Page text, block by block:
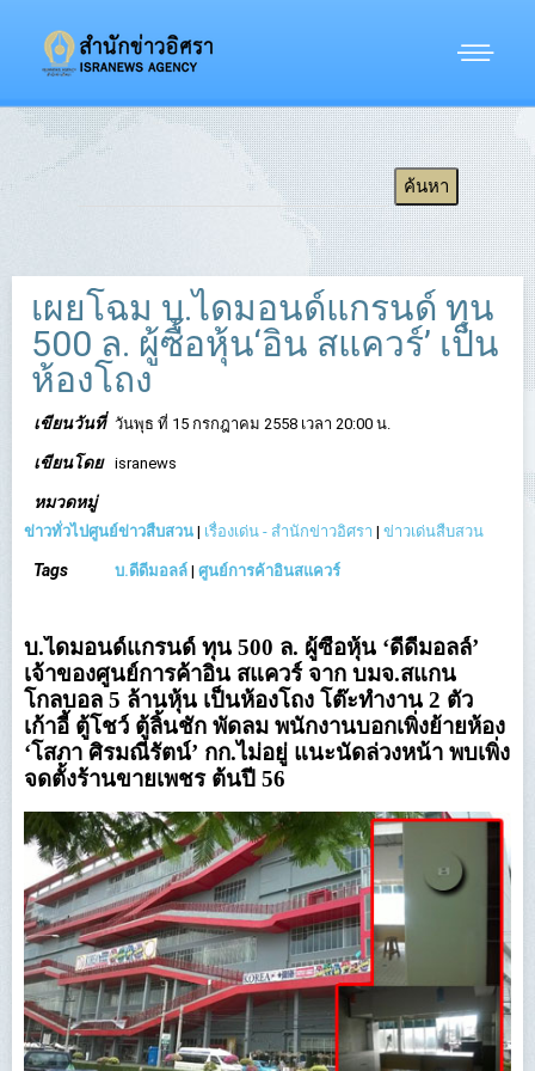
เผยโฉม บ.ไดมอนด์แกรนด์ ทุน
500 ล. ผู้ซื้อหุ้น‘อิน สแควร์’ เป็น
ห้องโถง
เขียนวันที่ วันพุธ ที่ 15 กรกฎาคม 2558 เวลา 20:00 น.
เขียนโดย isranews
หมวดหมู่
ข่าวทั่วไปศูนย์ข่าวสืบสวน | เรื่องเด่น - สำนักข่าวอิศรา | ข่าวเด่นสืบสวน
Tags บ.ดีดีมอลล์ | ศูนย์การค้าอินสแควร์
บ.ไดมอนด์แกรนด์ ทุน 500 ล. ผู้ซื้อหุ้น ‘ดีดีมอลล์’
เจ้าของศูนย์การค้าอิน สแควร์ จาก บมจ.สแกน
โกลบอล 5 ล้านหุ้น เป็นห้องโถง โต๊ะทำงาน 2 ตัว
เก้าอี้ ตู้โชว์ ตู้ลิ้นชัก พัดลม พนักงานบอกเพิ่งย้ายห้อง
‘โสภา ศิรมณีรัตน์’ กก.ไม่อยู่ แนะนัดล่วงหน้า พบเพิ่ง
จดตั้งร้านขายเพชร ต้นปี 56